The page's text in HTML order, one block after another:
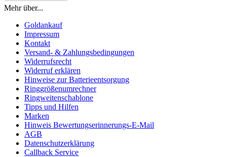
Mehr über...
Goldankauf
Impressum
Kontakt
Versand- & Zahlungsbedingungen
Widerrufsrecht
Widerruf erklären
Hinweise zur Batterieentsorgung
Ringgrößenumrechner
Ringweitenschablone
Tipps und Hilfen
Marken
Hinweis Bewertungserinnerungs-E-Mail
AGB
Datenschutzerklärung
Callback Service